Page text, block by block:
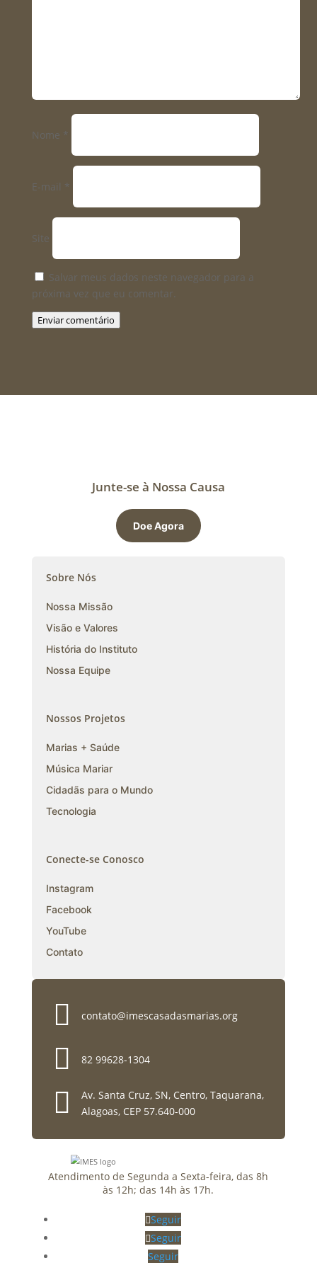
Nome *
E-mail *
Site
Salvar meus dados neste navegador para a
próxima vez que eu comentar.
Enviar comentário
Junte-se à Nossa Causa
Doe Agora
Sobre Nós
Nossa Missão
Visão e Valores
História do Instituto
Nossa Equipe
Nossos Projetos
Marias + Saúde
Música Mariar
Cidadãs para o Mundo
Tecnologia
Conecte-se Conosco
Instagram
Facebook
YouTube
Contato
 contato@imescasadasmarias.org
 82 99628-1304

Av. Santa Cruz, SN, Centro, Taquarana,
Alagoas, CEP 57.640-000
Atendimento de Segunda a Sexta-feira, das 8h
às 12h; das 14h às 17h.
Seguir
Seguir
Seguir